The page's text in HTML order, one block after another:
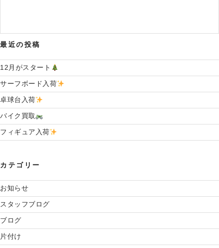
最近の投稿
12月がスタート
サーフボード入荷
卓球台入荷
バイク買取
フィギュア入荷
カテゴリー
お知らせ
スタッフブログ
ブログ
片付け